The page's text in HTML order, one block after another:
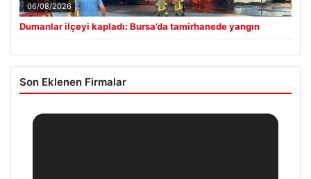
06/08/2026
Dumanlar ilçeyi kapladı: Bursa’da tamirhanede yangın
Son Eklenen Firmalar